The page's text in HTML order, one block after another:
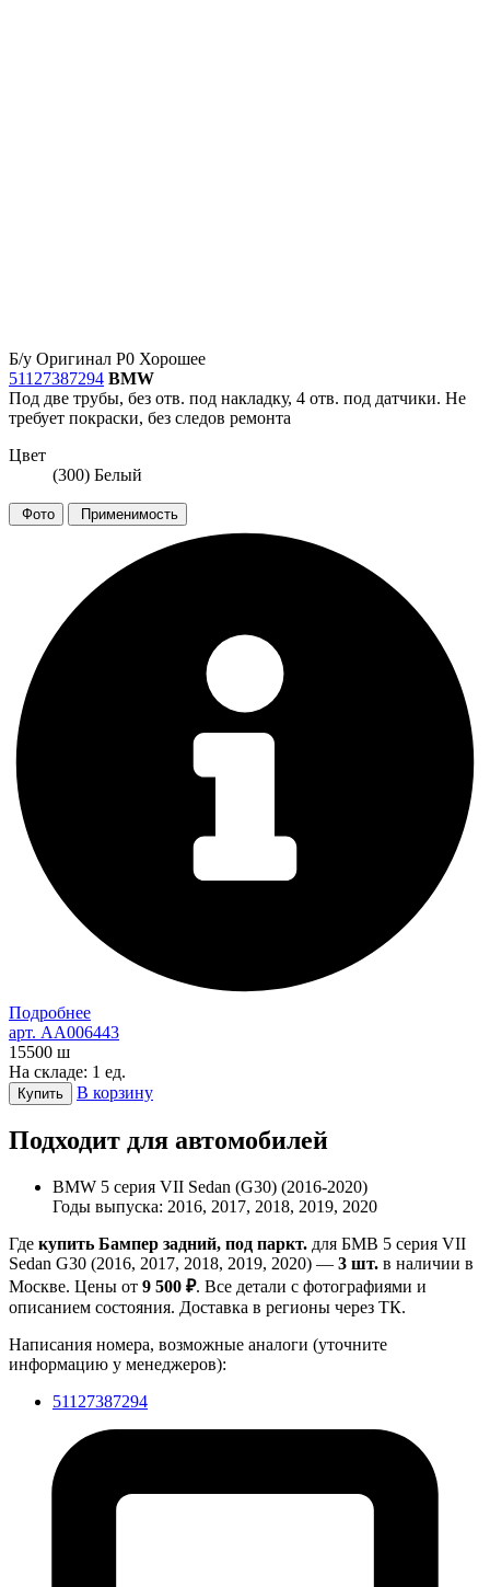
Б/у Оригинал Р0 Хорошее
51127387294 BMW
Под две трубы, без отв. под накладку, 4 отв. под датчики. Не
требует покраски, без следов ремонта
Цвет
(300) Белый
Фото Применимость
Подробнее
арт. AA006443
15500 ш
На складе: 1 ед.
Купить В корзину
Подходит для автомобилей
BMW 5 серия VII Sedan (G30) (2016-2020)
Годы выпуска: 2016, 2017, 2018, 2019, 2020
Где купить Бампер задний, под паркт. для БМВ 5 серия VII
Sedan G30 (2016, 2017, 2018, 2019, 2020) — 3 шт. в наличии в
Москве. Цены от 9 500 ₽. Все детали с фотографиями и
описанием состояния. Доставка в регионы через ТК.
Написания номера, возможные аналоги (уточните
информацию у менеджеров):
51127387294